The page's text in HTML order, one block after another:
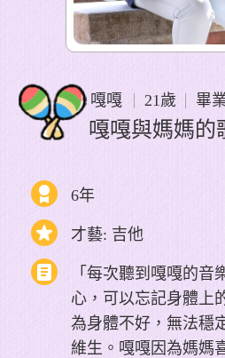
嘎嘎 21歲 畢
嘎嘎與媽媽的
6年
才藝: 吉他
「每次聽到嘎嘎的音
心，可以忘記身體上
為身體不好，無法穩
維生。嘎嘎因為媽媽